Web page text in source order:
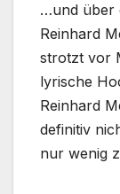
…und über
Reinhard
strotzt vor
lyrische
Reinhard
definitiv
nur wenig